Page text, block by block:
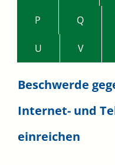
P Q
U V
Beschwerde
Internet- und
einreichen